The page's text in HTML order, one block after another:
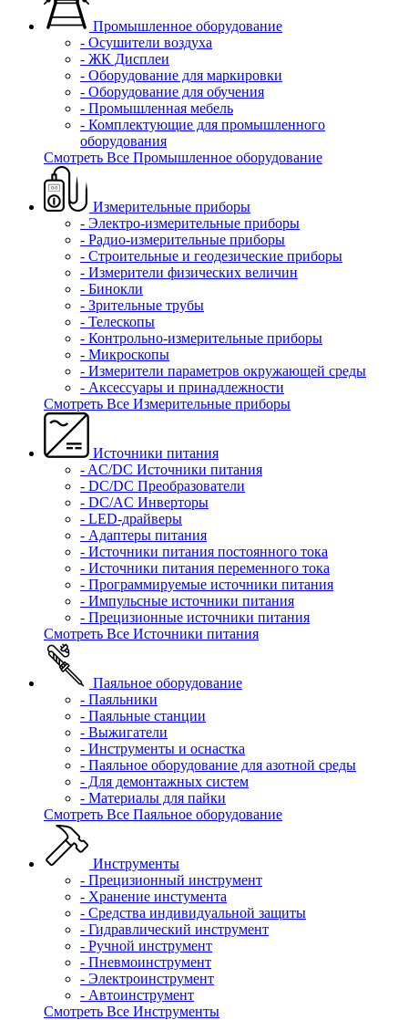
Промышленное оборудование
- Осушители воздуха
- ЖК Дисплеи
- Оборудование для маркировки
- Оборудование для обучения
- Промышленная мебель
- Комплектующие для промышленного
оборудования
Смотреть Все Промышленное оборудование
Измерительные приборы
- Электро-измерительные приборы
- Радио-измерительные приборы
- Строительные и геодезические приборы
- Измерители физических величин
- Бинокли
- Зрительные трубы
- Телескопы
- Контрольно-измерительные приборы
- Микроскопы
- Измерители параметров окружающей среды
- Аксессуары и принадлежности
Смотреть Все Измерительные приборы
Источники питания
- AC/DC Источники питания
- DC/DC Преобразователи
- DC/AC Инверторы
- LED-драйверы
- Адаптеры питания
- Источники питания постоянного тока
- Источники питания переменного тока
- Программируемые источники питания
- Импульсные источники питания
- Прецизионные источники питания
Смотреть Все Источники питания
Паяльное оборудование
- Паяльники
- Паяльные станции
- Выжигатели
- Инструменты и оснастка
- Паяльное оборудование для азотной среды
- Для демонтажных систем
- Материалы для пайки
Смотреть Все Паяльное оборудование
Инструменты
- Прецизионный инструмент
- Хранение инстумента
- Средства индивидуальной защиты
- Гидравлический инструмент
- Ручной инструмент
- Пневмоинструмент
- Электроинструмент
- Автоинструмент
Смотреть Все Инструменты